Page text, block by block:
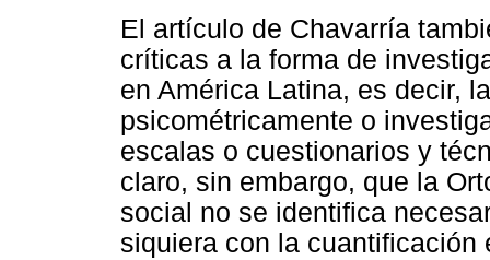
El artículo de Chavarría
críticas a la forma de
en América Latina, es decir,
psicométricamente o
escalas o cuestionarios y
claro, sin embargo, que la
social no se identifica
siquiera con la cuantificación